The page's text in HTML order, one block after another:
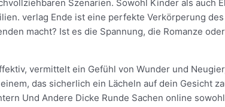
Szenarien. Sowohl Kinder als auch
verlag Ende ist eine perfekte Verkörperung
macht? Ist es die Spannung, die Romanze
vermittelt ein Gefühl von Wunder und
das sicherlich ein Lächeln auf dein Gesicht
Und Andere Dicke Runde Sachen online